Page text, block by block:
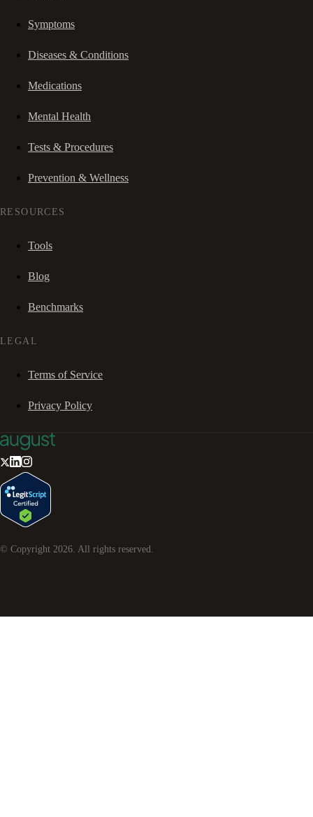
Symptoms
Diseases & Conditions
Medications
Mental Health
Tests & Procedures
Prevention & Wellness
RESOURCES
Tools
Blog
Benchmarks
LEGAL
Terms of Service
Privacy Policy
© Copyright 2026 . All rights reserved.